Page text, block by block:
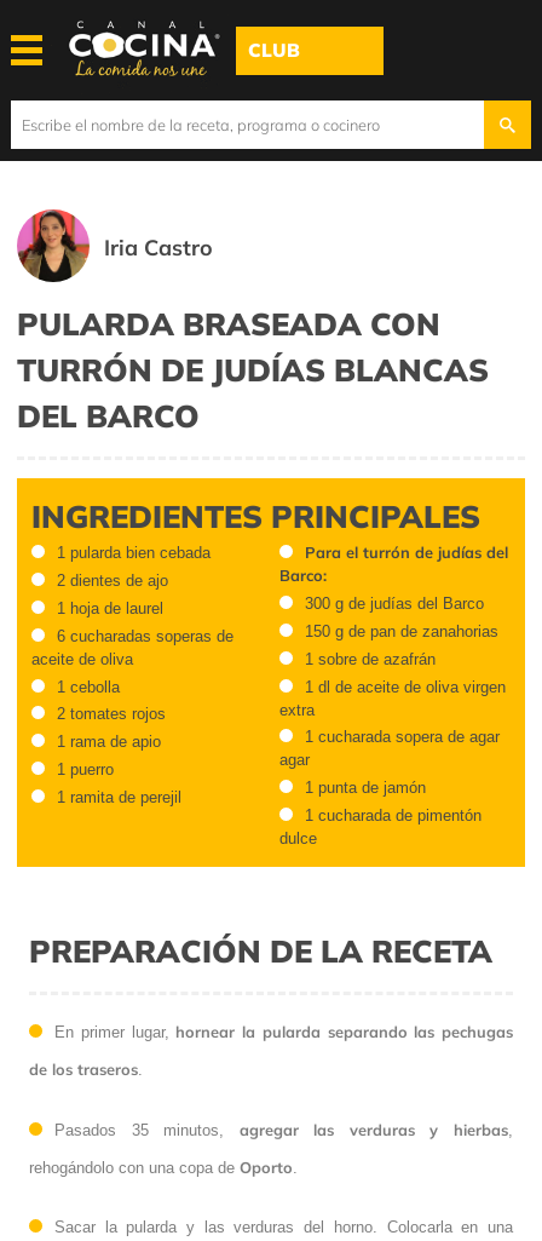
CLUB
Iria Castro
PULARDA BRASEADA CON
TURRÓN DE JUDÍAS BLANCAS
DEL BARCO
INGREDIENTES PRINCIPALES
1 pularda bien cebada
2 dientes de ajo
1 hoja de laurel
6 cucharadas soperas de
aceite de oliva
1 cebolla
2 tomates rojos
1 rama de apio
1 puerro
1 ramita de perejil
Para el turrón de judías del
Barco:
300 g de judías del Barco
150 g de pan de zanahorias
1 sobre de azafrán
1 dl de aceite de oliva virgen
extra
1 cucharada sopera de agar
agar
1 punta de jamón
1 cucharada de pimentón
dulce
PREPARACIÓN DE LA RECETA
En primer lugar, hornear la pularda separando las pechugas
de los traseros
Pasados 35 minutos, agregar las verduras y hierbas
rehogándolo con una copa de Oporto
Sacar la pularda y las verduras del horno. Colocarla en una